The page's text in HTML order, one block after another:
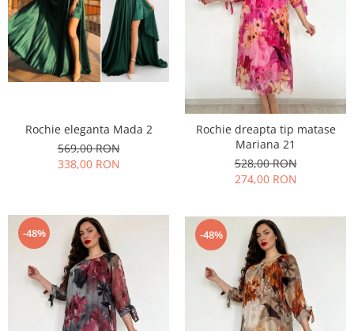
Rochie eleganta Mada 2
569,00 RON
338,00 RON
Rochie dreapta tip matase
Mariana 21
528,00 RON
274,00 RON
-48% -48%